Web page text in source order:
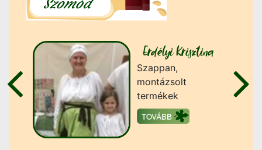
Erdélyi Krisztina
Szappan,
montázsolt
termékek